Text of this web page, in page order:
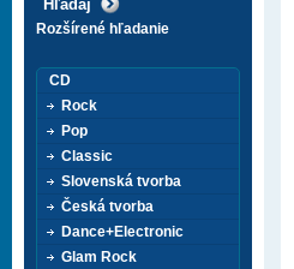
Rozšírené hľadanie
CD
Rock
Pop
Classic
Slovenská tvorba
Česká tvorba
Dance+Electronic
Glam Rock